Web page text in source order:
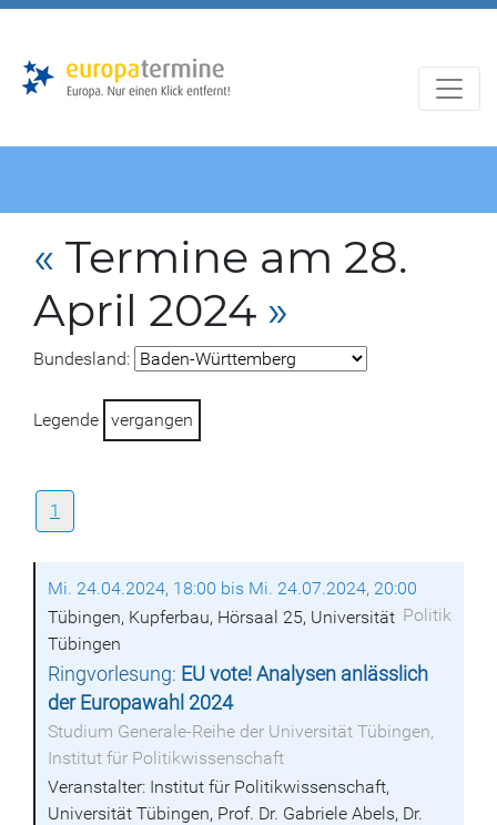
« Termine am 28.
April 2024 »
Bundesland:
Legende vergangen
1
Mi. 24.04.2024, 18:00 bis Mi. 24.07.2024, 20:00
Politik
Tübingen, Kupferbau, Hörsaal 25, Universität
Tübingen
Ringvorlesung: EU vote! Analysen anlässlich
der Europawahl 2024
Studium Generale-Reihe der Universität Tübingen,
Institut für Politikwissenschaft
Veranstalter: Institut für Politikwissenschaft,
Universität Tübingen, Prof. Dr. Gabriele Abels, Dr.